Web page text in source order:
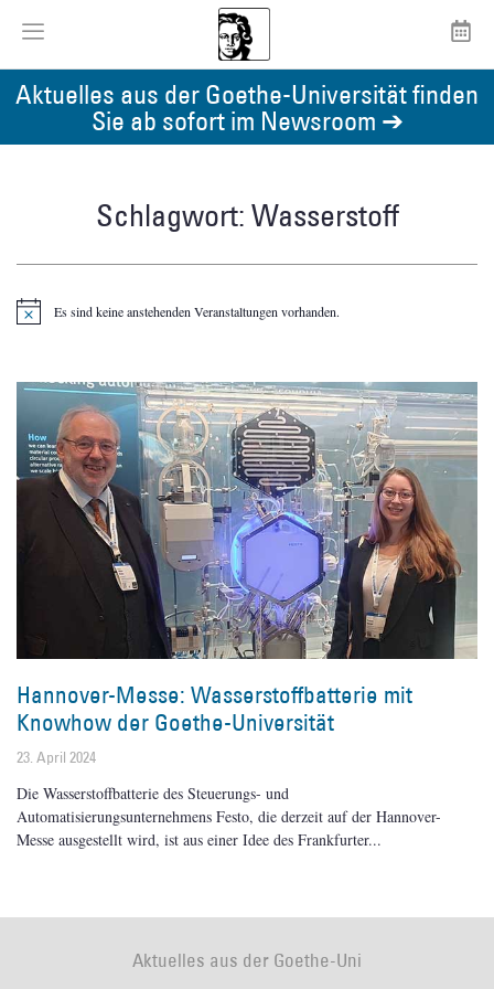
Aktuelles aus der Goethe-Universität finden
Sie ab sofort im Newsroom ➔
Schlagwort: Wasserstoff
HinweisEs sind keine anstehenden Veranstaltungen vorhanden.
Hannover-Messe: Wasserstoffbatterie mit
Knowhow der Goethe-Universität
23. April 2024
Die Wasserstoffbatterie des Steuerungs- und
Automatisierungsunternehmens Festo, die derzeit auf der Hannover-
Messe ausgestellt wird, ist aus einer Idee des Frankfurter
Aktuelles aus der Goethe-Uni